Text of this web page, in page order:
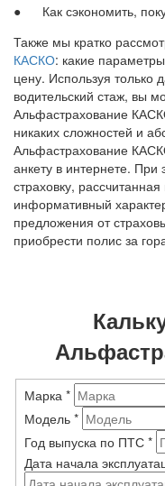
● Как сэкономить,
Также мы кратко
КАСКО: какие
цену. Используя только
водительский стаж, вы
Альфастрахование
никаких сложностей и
Альфастрахование
анкету в интернете.
страховку,
информативный
предложения от
приобрести полис за
Марка *
Модель *
Год выпуска по ПТС *
Дата начала